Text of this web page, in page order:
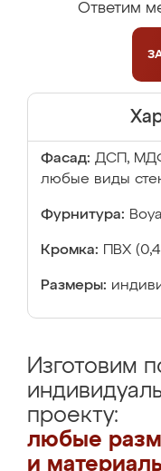
Ответим
Фасад: ДСП, МДФ
любые виды
Фурнитура:
Кромка: ПВХ
Размеры:
Изготовим
проекту:
любые
и